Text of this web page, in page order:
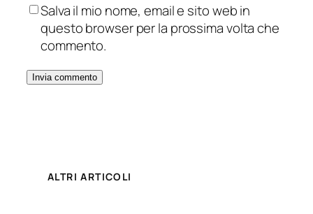
Salva il mio nome, email e sito web in
questo browser per la prossima volta che
commento.
ALTRI ARTICOLI